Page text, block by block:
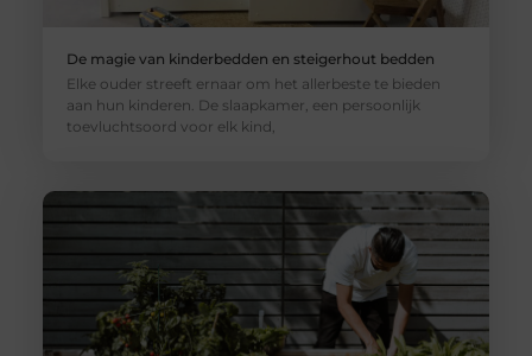
De magie van kinderbedden en steigerhout bedden
Elke ouder streeft ernaar om het allerbeste te bieden
aan hun kinderen. De slaapkamer, een persoonlijk
toevluchtsoord voor elk kind,